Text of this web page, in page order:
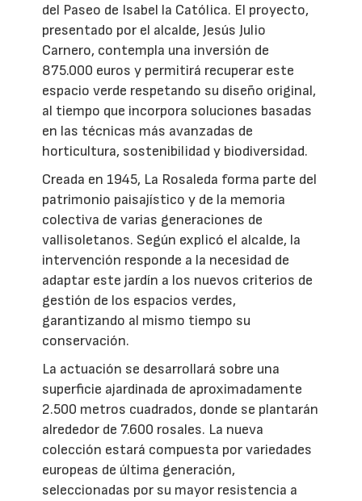
del Paseo de Isabel la Católica. El proyecto,
presentado por el alcalde, Jesús Julio
Carnero, contempla una inversión de
875.000 euros y permitirá recuperar este
espacio verde respetando su diseño original,
al tiempo que incorpora soluciones basadas
en las técnicas más avanzadas de
horticultura, sostenibilidad y biodiversidad.
Creada en 1945, La Rosaleda forma parte del
patrimonio paisajístico y de la memoria
colectiva de varias generaciones de
vallisoletanos. Según explicó el alcalde, la
intervención responde a la necesidad de
adaptar este jardín a los nuevos criterios de
gestión de los espacios verdes,
garantizando al mismo tiempo su
conservación.
La actuación se desarrollará sobre una
superficie ajardinada de aproximadamente
2.500 metros cuadrados, donde se plantarán
alrededor de 7.600 rosales. La nueva
colección estará compuesta por variedades
europeas de última generación,
seleccionadas por su mayor resistencia a